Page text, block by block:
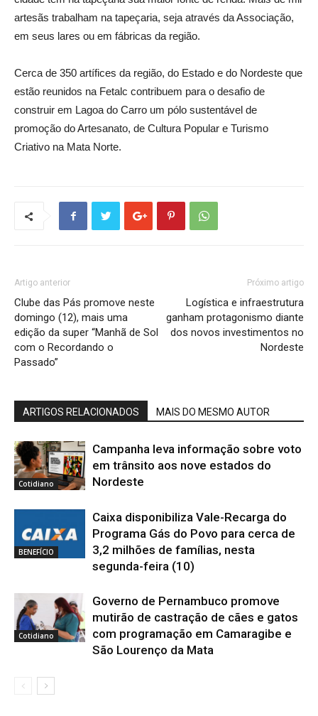
artesãs trabalham na tapeçaria, seja através da Associação,
em seus lares ou em fábricas da região.
Cerca de 350 artífices da região, do Estado e do Nordeste que
estão reunidos na Fetalc contribuem para o desafio de
construir em Lagoa do Carro um pólo sustentável de
promoção do Artesanato, de Cultura Popular e Turismo
Criativo na Mata Norte.
Artigo anterior
Clube das Pás promove neste
domingo (12), mais uma
edição da super “Manhã de Sol
com o Recordando o
Passado”
Próximo artigo
Logística e infraestrutura
ganham protagonismo diante
dos novos investimentos no
Nordeste
ARTIGOS RELACIONADOS MAIS DO MESMO AUTOR
Cotidiano
Campanha leva informação sobre voto
em trânsito aos nove estados do
Nordeste
BENEFÍCIO
Caixa disponibiliza Vale-Recarga do
Programa Gás do Povo para cerca de
3,2 milhões de famílias, nesta
segunda-feira (10)
Cotidiano
Governo de Pernambuco promove
mutirão de castração de cães e gatos
com programação em Camaragibe e
São Lourenço da Mata